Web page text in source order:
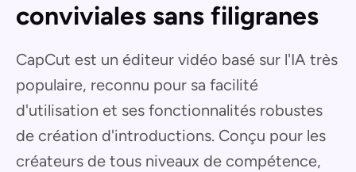
conviviales sans filigranes
CapCut est un éditeur vidéo basé sur l'IA très
populaire, reconnu pour sa facilité
d'utilisation et ses fonctionnalités robustes
de création d'introductions. Conçu pour les
créateurs de tous niveaux de compétence,